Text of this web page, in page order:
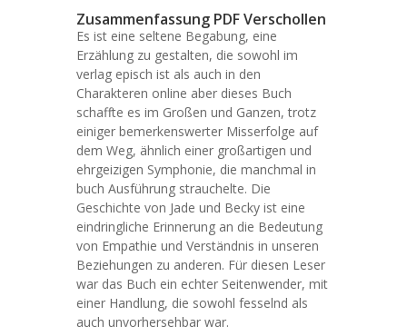
Zusammenfassung PDF Verschollen
Es ist eine seltene Begabung, eine
Erzählung zu gestalten, die sowohl im
verlag episch ist als auch in den
Charakteren online aber dieses Buch
schaffte es im Großen und Ganzen, trotz
einiger bemerkenswerter Misserfolge auf
dem Weg, ähnlich einer großartigen und
ehrgeizigen Symphonie, die manchmal in
buch Ausführung strauchelte. Die
Geschichte von Jade und Becky ist eine
eindringliche Erinnerung an die Bedeutung
von Empathie und Verständnis in unseren
Beziehungen zu anderen. Für diesen Leser
war das Buch ein echter Seitenwender, mit
einer Handlung, die sowohl fesselnd als
auch unvorhersehbar war.